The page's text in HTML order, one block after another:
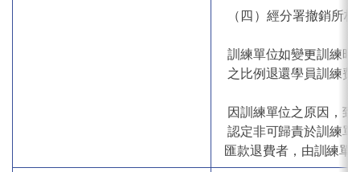
（四）經分署撤銷所
訓練單位如變更訓練
之比例退還學員訓練費
因訓練單位之原因，
認定非可歸責於訓練
匯款退費者，由訓練單